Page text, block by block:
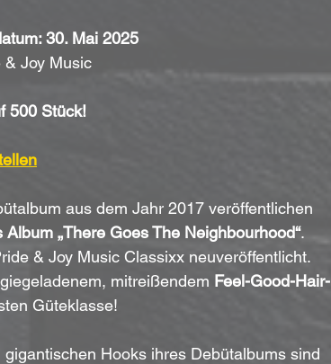
30. Mai 2025
& Joy Music
500 Stück!
aus dem Jahr 2017 veröffentlichen
Album „There Goes The Neighbourhood“.
& Joy Music Classixx neuveröffentlicht.
mitreißendem Feel-Good-Hair-
Güteklasse!
Hooks ihres Debütalbums sind